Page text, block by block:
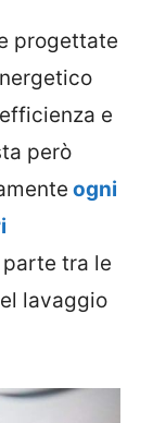
progettate
e
però
ogni
tra le
lavaggio